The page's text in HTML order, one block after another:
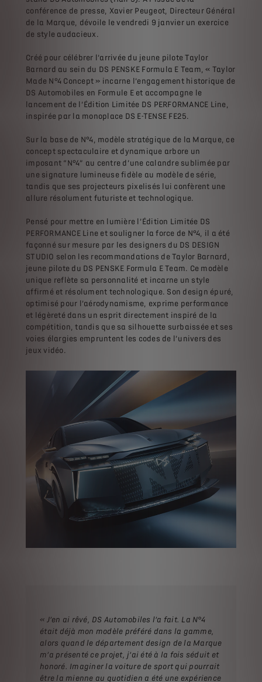
conférence de presse, Xavier Peugeot, Directeur Général
de la Marque, dévoile le vendredi 9 janvier un exercice
de style audacieux.
Créé pour célébrer l’arrivée du jeune pilote Taylor
Barnard au sein du DS PENSKE Formula E Team, « Taylor
Made N°4 Concept » incarne l’engagement historique de
DS Automobiles en Formule E et accompagne le
lancement de l’Édition Limitée DS PERFORMANCE Line,
inspirée par la monoplace DS E-TENSE FE25.
Sur la base de N°4, modèle stratégique de la Marque, ce
concept spectaculaire et dynamique arbore un
imposant “N°4” au centre d’une calandre sublimée par
une signature lumineuse fidèle au modèle de série,
tandis que ses projecteurs pixelisés lui confèrent une
allure résolument futuriste et technologique.
Pensé pour mettre en lumière l’Édition Limitée DS
PERFORMANCE Line et souligner la force de N°4, il a été
façonné sur mesure par les designers du DS DESIGN
STUDIO selon les recommandations de Taylor Barnard,
jeune pilote du DS PENSKE Formula E Team. Ce modèle
unique reflète sa personnalité et incarne un style
affirmé et résolument technologique. Son design épuré,
optimisé pour l’aérodynamisme, exprime performance
et légèreté dans un esprit directement inspiré de la
compétition, tandis que sa silhouette surbaissée et ses
voies élargies empruntent les codes de l’univers des
jeux vidéo.
« J’en ai rêvé, DS Automobiles l’a fait. La N°4
était déjà mon modèle préféré dans la gamme,
alors quand le département design de la Marque
m’a présenté ce projet, j’ai été à la fois séduit et
honoré. Imaginer la voiture de sport qui pourrait
être la mienne au quotidien a été une expérience